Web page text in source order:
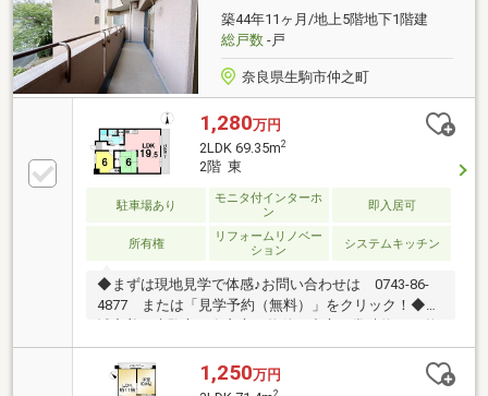
ため空間がスッキリとし家具が配置しやすく、お部屋
を広く使えます。■東生駒駅徒歩8分■2駅3路線利用可
築44年11ヶ月/地上5階地下1階建
総戸数-戸
奈良県生駒市仲之町
1,280万円
2LDK 69.35m2
2階 東
駐車場あり
モニタ付インターホ
ン
即入居可
所有権
リフォームリノベー
ション
システムキッチン
◆まずは現地見学で体感♪お問い合わせは 0743-86-
4877 または「見学予約（無料）」をクリック！◆地
件を取り扱っております◎インターネット未公開物件
も多数！生駒・奈良エリアでお探しの方は当社へお問
合せ下さい♪◆お住替えの方/売却検討の方必見！当社
1,250万円